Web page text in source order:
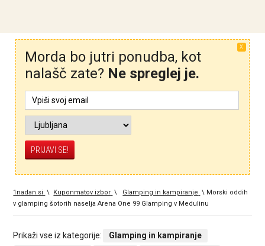
X
Morda bo jutri ponudba, kot
nalašč zate? Ne spreglej je.
1nadan.si \ Kuponmatov izbor \ Glamping in kampiranje \ Morski oddih
v glamping šotorih naselja Arena One 99 Glamping v Medulinu
Prikaži vse iz kategorije:
Glamping in kampiranje